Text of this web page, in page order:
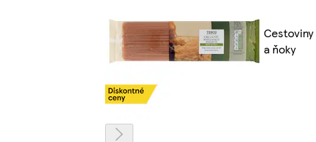
Cestoviny
a ňoky